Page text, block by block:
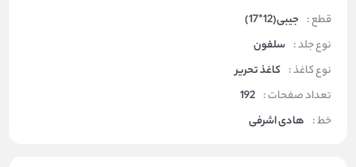
قطع : جیبی(12*17)
نوع جلد : سلفون
نوع کاغذ : کاغذ تحریر
تعداد صفحات : 192
خط : هادی اشرفی